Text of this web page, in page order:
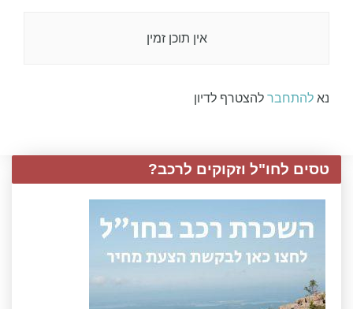
אין תוכן זמין
נא להתחבר להצטרף לדיון
טסים לחו"ל וזקוקים לרכב?